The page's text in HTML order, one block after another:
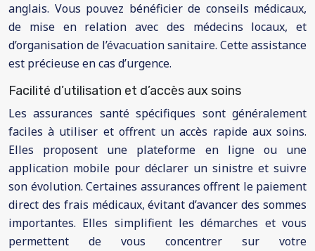
anglais. Vous pouvez bénéficier de conseils médicaux,
de mise en relation avec des médecins locaux, et
d’organisation de l’évacuation sanitaire. Cette assistance
est précieuse en cas d’urgence.
Facilité d’utilisation et d’accès aux soins
Les assurances santé spécifiques sont généralement
faciles à utiliser et offrent un accès rapide aux soins.
Elles proposent une plateforme en ligne ou une
application mobile pour déclarer un sinistre et suivre
son évolution. Certaines assurances offrent le paiement
direct des frais médicaux, évitant d’avancer des sommes
importantes. Elles simplifient les démarches et vous
permettent de vous concentrer sur votre